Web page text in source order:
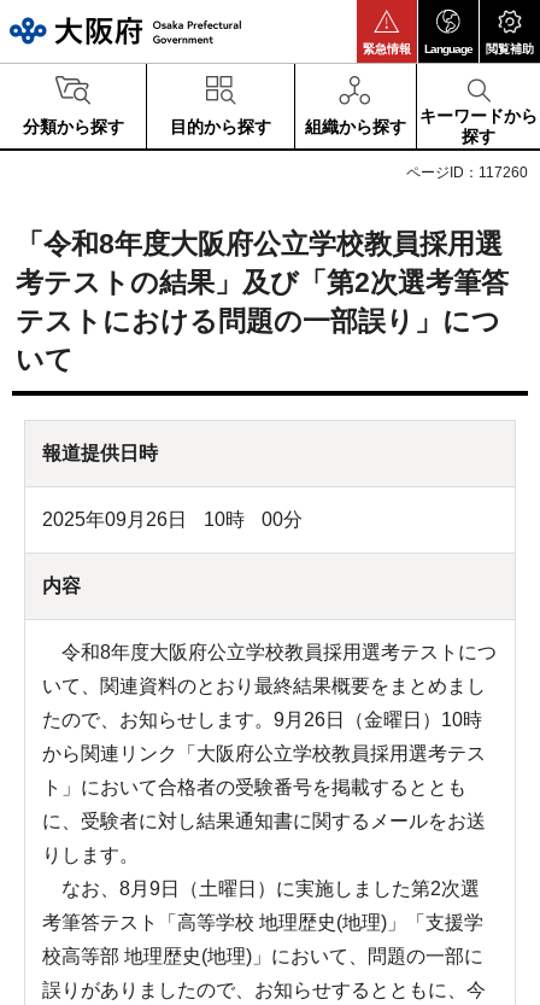
緊急情報 Language 閲覧補助
分類から探す 目的から探す 組織から探す
キーワードから
探す
ページID：117260
「令和8年度大阪府公立学校教員採用選
考テストの結果」及び「第2次選考筆答
テストにおける問題の一部誤り」につ
いて
報道提供日時
2025年09月26日 10時 00分
内容
令和8年度大阪府公立学校教員採用選考テストにつ
いて、関連資料のとおり最終結果概要をまとめまし
たので、お知らせします。9月26日（金曜日）10時
から関連リンク「大阪府公立学校教員採用選考テス
ト」において合格者の受験番号を掲載するととも
に、受験者に対し結果通知書に関するメールをお送
りします。
なお、8月9日（土曜日）に実施しました第2次選
考筆答テスト「高等学校 地理歴史(地理)」「支援学
校高等部 地理歴史(地理)」において、問題の一部に
誤りがありましたので、お知らせするとともに、今